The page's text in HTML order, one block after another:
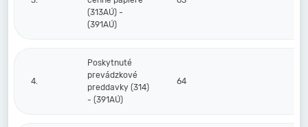
(313AÚ) -
(391AÚ)
4.
Poskytnuté
prevádzkové
preddavky (314)
- (391AÚ)
64